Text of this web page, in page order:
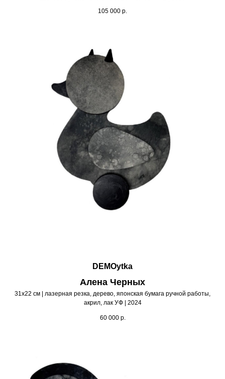
105 000 р.
DEMOytka
Алена Черных
31х22 см | лазерная резка, дерево, японская бумага ручной работы,
акрил, лак УФ | 2024
60 000 р.